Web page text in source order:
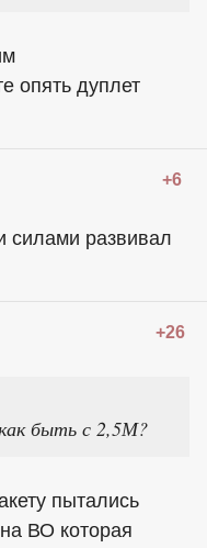
опять дуплет
+6
силами развивал
+26
быть с 2,5М?
пытались
ВО которая